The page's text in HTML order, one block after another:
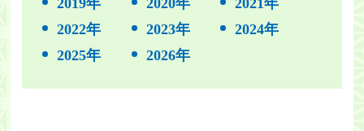
2022年
2023年
2024年
2025年
2026年